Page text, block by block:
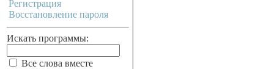
Регистрация
Восстановление пароля
Искать программы:
Все слова вместе